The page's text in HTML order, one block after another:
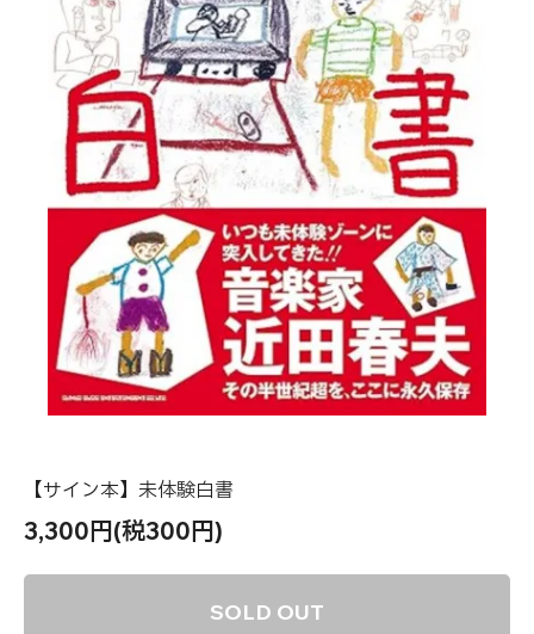
【サイン本】未体験白書
3,300円(税300円)
SOLD OUT